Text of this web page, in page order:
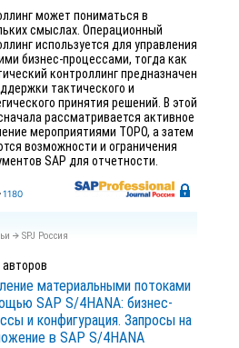
может пониматься в
смыслах. Операционный
используется для управления
бизнес-процессами, тогда как
контроллинг предназначен
тактического и
принятия решений. В этой
рассматривается активное
мероприятиями ТОРО, а затем
возможности и ограничения
SAP для отчетности.
1180
SPJ Россия
авторов
материальными потоками
SAP S/4HANA: бизнес-
и конфигурация. Запросы на
в SAP S/4HANA